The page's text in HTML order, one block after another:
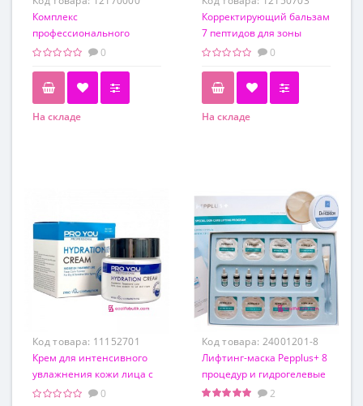
Комплекс
профессионального
очищения и ухода за
Head Spa
0
На складе
Корректирующий бальзам
7 пептидов для зоны
вокруг глаз Dr.Hedison Real
0
На складе
Код товара: 11152701
Крем для интенсивного
увлажнения кожи лица с
гиалуроновой кислотой
0
Код товара: 24001201-8
Лифтинг-маска Pepplus+ 8
процедур и гидрогелевые
патчи Dr.Hedison
2